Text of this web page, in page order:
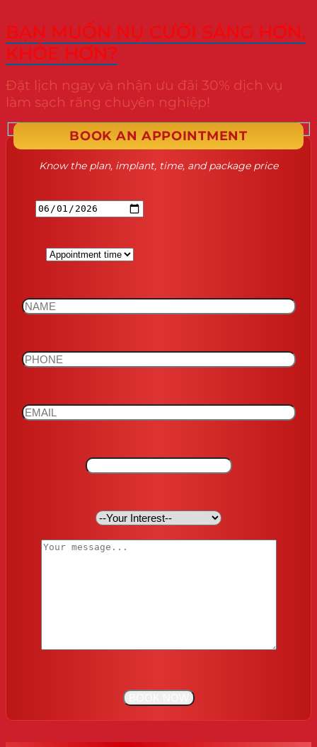
BẠN MUỐN NỤ CƯỜI SÁNG HƠN,
KHỎE HƠN?
Đặt lịch ngay và nhận ưu đãi 30% dịch vụ
làm sạch răng chuyên nghiệp!
BOOK AN APPOINTMENT
Know the plan, implant, time, and package price